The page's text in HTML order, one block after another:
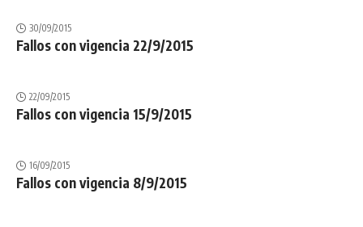
30/09/2015
Fallos con vigencia 22/9/2015
22/09/2015
Fallos con vigencia 15/9/2015
16/09/2015
Fallos con vigencia 8/9/2015